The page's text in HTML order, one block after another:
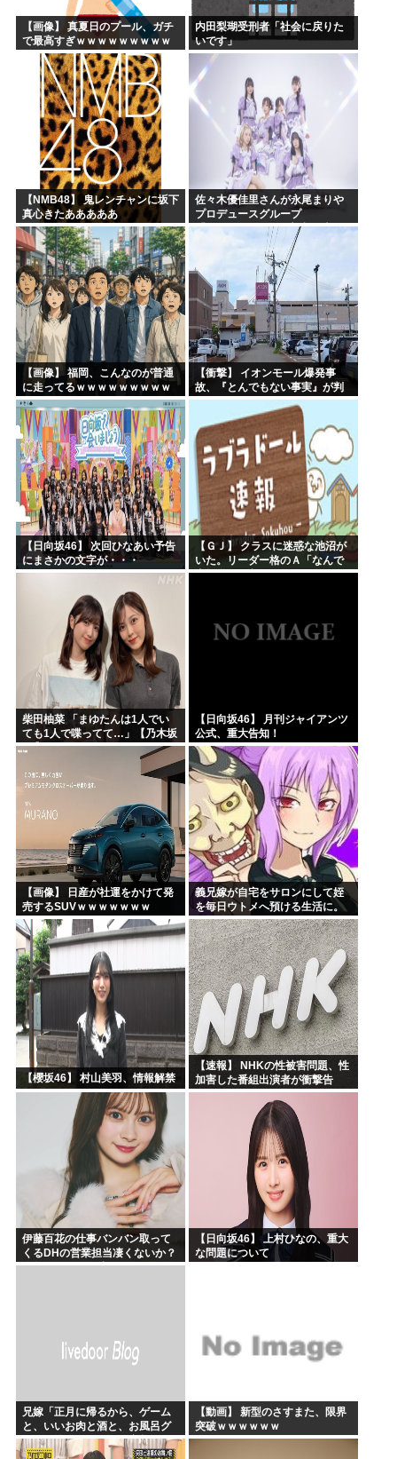
週刊少年ジャンプ、発行部数100万部割れ
【画像】 真夏日のプール、ガチ
で最高すぎｗｗｗｗｗｗｗｗｗ
内田梨瑚受刑者「社会に戻りた
いです」
【NMB48】 鬼レンチャンに坂下
真心きたあああああ
佐々木優佳里さんが永尾まりや
プロデュースグループ
「WASURENA」に加入発表！
現在のグループと兼任へ【元
AKB48ゆかるん・まりやぎ】
【画像】 福岡、こんなのが普通
に走ってるｗｗｗｗｗｗｗｗｗ
ｗｗｗｗｗｗｗ
【衝撃】 イオンモール爆発事
故、『とんでもない事実』が判
明してしまう・・・・・・
【日向坂46】 次回ひなあい予告
にまさかの文字が・・・
【ＧＪ】 クラスに迷惑な池沼が
いた。リーダー格のＡ「なんで
支援学級に入れないんです
柴田柚菜 「まゆたんは1人でい
ても1人で喋ってて…」【乃木坂
46】
【日向坂46】 月刊ジャイアンツ
公式、重大告知！
【画像】 日産が社運をかけて発
売するSUVｗｗｗｗｗｗｗ
義兄嫁が自宅をサロンにして姪
を毎日ウトメへ預ける生活に。
数年後、そのツケが一気に回っ
てきて…
【櫻坂46】 村山美羽、情報解禁
【速報】 NHKの性被害問題、性
加害した番組出演者が衝撃告
白！
伊藤百花の仕事バンバン取って
くるDHの営業担当凄くないか？
今年のボーナス凄いことになり
【日向坂46】 上村ひなの、重大
な問題について
兄嫁「正月に帰るから、ゲーム
と、いいお肉と酒と、お風呂グ
ッズの準備しとけよ」寝起きの
私「知るかボケ」兄嫁「キィィ
【動画】 新型のさすまた、限界
突破ｗｗｗｗｗｗ